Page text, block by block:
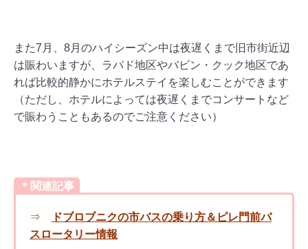
また7月、8月のハイシーズン中は夜遅くまで旧市街近辺
は賑わいますが、ラパド地区やバビン・クック地区であ
れば比較的静かにホテルステイを楽しむことができます
（ただし、ホテルによっては夜遅くまでコンサートなど
で賑わうこともあるのでご注意ください）
＊関連記事
⇒
ドブロブニクの市バスの乗り方＆ピレ門前バ
スロータリー情報